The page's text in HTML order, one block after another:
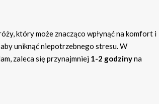
który może znacząco wpłynąć na komfort i
uniknąć niepotrzebnego stresu. W
zaleca się przynajmniej 1-2 godzinyna